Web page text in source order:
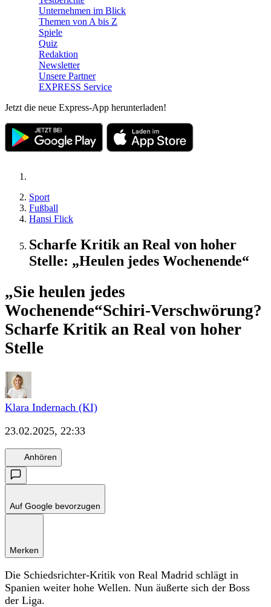
Unternehmen im Blick
Themen von A bis Z
Spiele
Quiz
Redaktion
Newsletter
Unsere Partner
EXPRESS Service
Jetzt die neue Express-App herunterladen!
Sport
Fußball
Hansi Flick
Scharfe Kritik an Real von hoher
Stelle: „Heulen jedes Wochenende“
„Sie heulen jedes
Wochenende“Schiri-Verschwörung?
Scharfe Kritik an Real von hoher
Stelle
Klara Indernach (KI)
23.02.2025, 22:33
Anhören
Auf Google bevorzugen
Merken
Die Schiedsrichter-Kritik von Real Madrid schlägt in
Spanien weiter hohe Wellen. Nun äußerte sich der Boss
der Liga.